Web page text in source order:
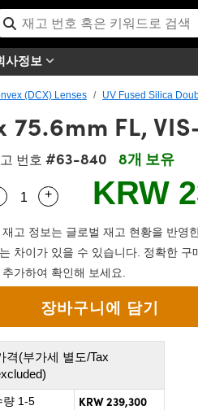
사정보
(DCX) Lenses UV Fused Silica
75.6mm FL,
번호 #63-840 8개 보유
Selector
Use the plus and minus
+ KRW
재고 정보는 글로벌 재고 현황을 반영
차이가 있을 수 있습니다. 정확한 구
추가하여 확인해 보세요.
격(부가세 별도/Tax
량 1-5 KRW 239,300